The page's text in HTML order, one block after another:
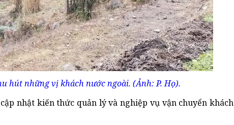
hút những vị khách nước ngoài. (Ảnh: P. Họ).
nhật kiến thức quản lý và nghiệp vụ vận chuyển khách